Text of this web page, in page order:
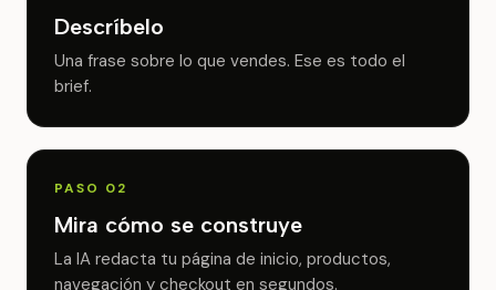
Descríbelo
Una frase sobre lo que vendes. Ese es todo el
brief.
PASO 02
Mira cómo se construye
La IA redacta tu página de inicio, productos,
navegación y checkout en segundos.